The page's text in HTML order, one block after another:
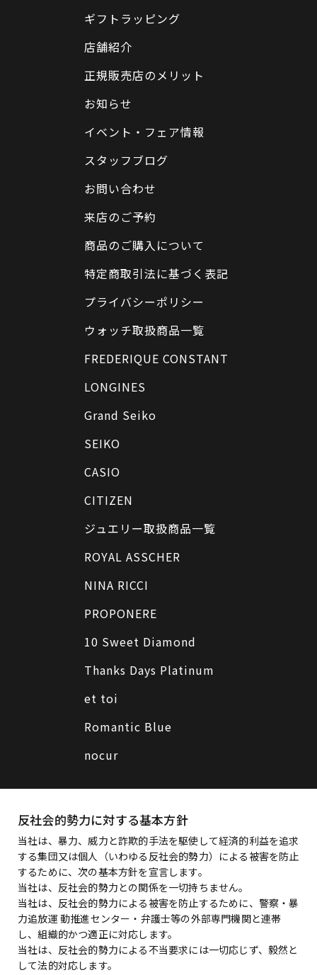
ギフトラッピング
店舗紹介
正規販売店のメリット
お知らせ
イベント・フェア情報
スタッフブログ
お問い合わせ
来店のご予約
商品のご購入について
特定商取引法に基づく表記
プライバシーポリシー
ウォッチ取扱商品一覧
FREDERIQUE CONSTANT
LONGINES
Grand Seiko
SEIKO
CASIO
CITIZEN
ジュエリー取扱商品一覧
ROYAL ASSCHER
NINA RICCI
PROPONERE
10 Sweet Diamond
Thanks Days Platinum
et toi
Romantic Blue
nocur
反社会的勢力に対する基本方針
当社は、暴力、威力と詐欺的手法を駆使して経済的利益を追求
する集団又は個人（いわゆる反社会的勢力）による被害を防止
するために、次の基本方針を宣言します。
当社は、反社会的勢力との関係を一切持ちません。
当社は、反社会的勢力による被害を防止するために、警察・暴
力追放運 動推進センター・弁護士等の外部専門機関と連帯
し、組織的かつ適正に対応します。
当社は、反社会的勢力による不当要求には一切応じず、毅然と
して法的対応します。